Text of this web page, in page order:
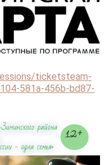
ticketsteam-
581a-456b-bd87-